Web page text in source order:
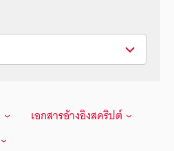
เอกสารอ้างอิงสคริปต์